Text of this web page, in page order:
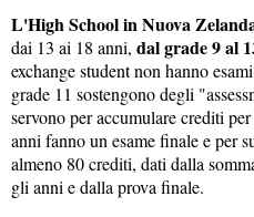
L'HighSchool in Nuova
dai 13 ai 18 anni, dal grade 9 al
exchange student non hanno
grade 11 sostengono degli
servono per accumulare crediti
anni fanno un esame finale e per
almeno 80 crediti, dati dalla
gli anni e dalla prova finale.